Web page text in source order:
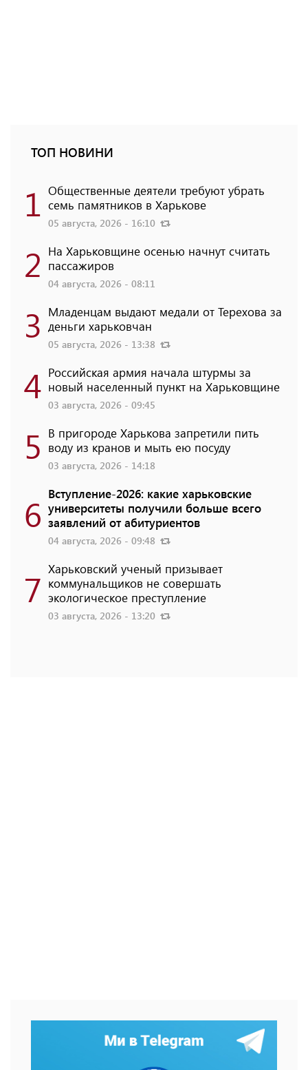
ТОП НОВИНИ
1 Общественные деятели требуют убрать
семь памятников в Харькове
05 августа, 2026 - 16:10
2 На Харьковщине осенью начнут считать
пассажиров
04 августа, 2026 - 08:11
3 Младенцам выдают медали от Терехова за
деньги харьковчан
05 августа, 2026 - 13:38
4 Российская армия начала штурмы за
новый населенный пункт на Харьковщине
03 августа, 2026 - 09:45
5 В пригороде Харькова запретили пить
воду из кранов и мыть ею посуду
03 августа, 2026 - 14:18
6 Вступление-2026: какие харьковские
университеты получили больше всего
заявлений от абитуриентов
04 августа, 2026 - 09:48
7 Харьковский ученый призывает
коммунальщиков не совершать
экологическое преступление
03 августа, 2026 - 13:20